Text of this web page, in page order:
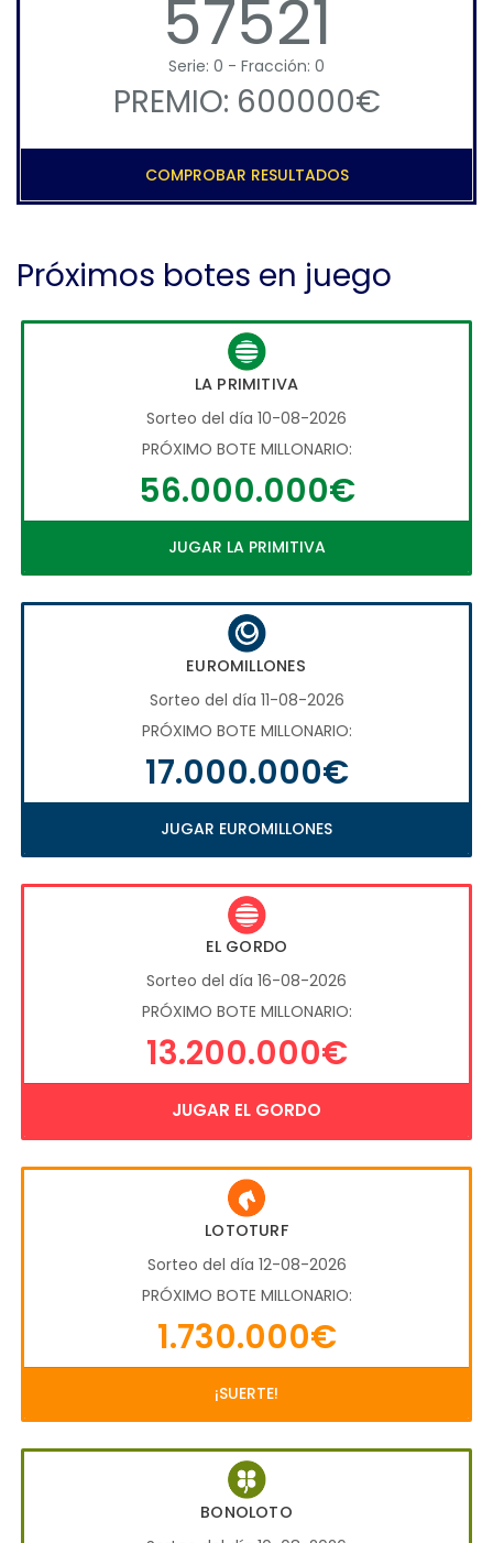
57521
Serie: 0 - Fracción: 0
PREMIO: 600000€
COMPROBAR RESULTADOS
Próximos botes en juego
LA PRIMITIVA
Sorteo del día 10-08-2026
PRÓXIMO BOTE MILLONARIO:
56.000.000€
JUGAR LA PRIMITIVA
EUROMILLONES
Sorteo del día 11-08-2026
PRÓXIMO BOTE MILLONARIO:
17.000.000€
JUGAR EUROMILLONES
EL GORDO
Sorteo del día 16-08-2026
PRÓXIMO BOTE MILLONARIO:
13.200.000€
JUGAR EL GORDO
LOTOTURF
Sorteo del día 12-08-2026
PRÓXIMO BOTE MILLONARIO:
1.730.000€
¡SUERTE!
BONOLOTO